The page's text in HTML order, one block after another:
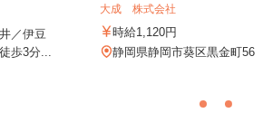
／伊豆
歩3分...
大成 株式会社
時給1,120円
静岡県静岡市葵区黒金町56